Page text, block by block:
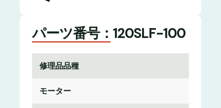
パーツ番号：120SLF-100
修理品品種
モーター